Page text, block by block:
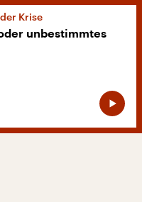
Krise
unbestimmtes